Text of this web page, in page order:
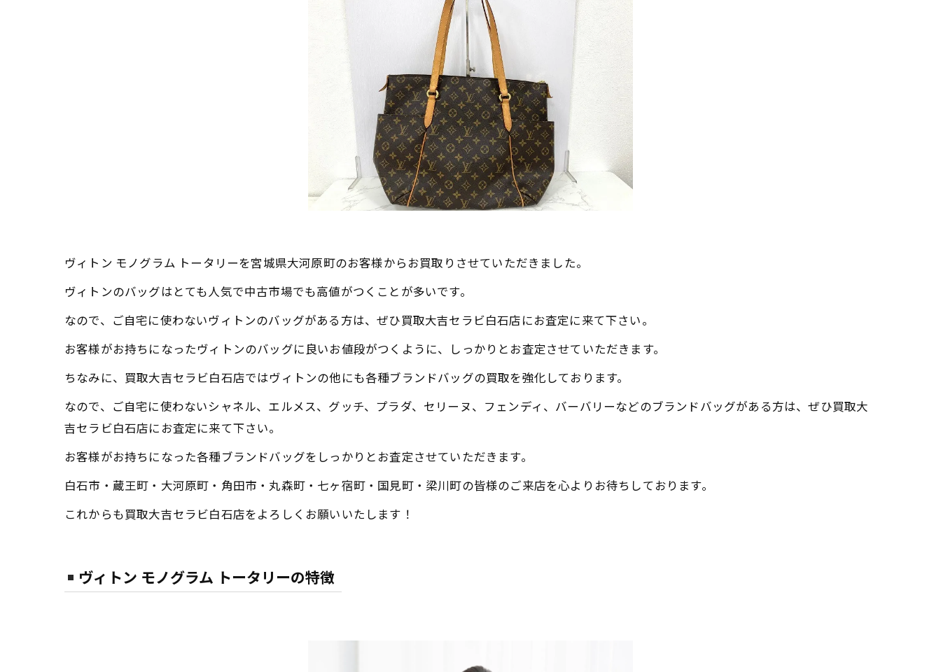
ヴィトン モノグラム トータリーを宮城県大河原町のお客様からお買取りさせていただきました。
ヴィトンのバッグはとても人気で中古市場でも高値がつくことが多いです。
なので、ご自宅に使わないヴィトンのバッグがある方は、ぜひ買取大吉セラビ白石店にお査定に来て下さい。
お客様がお持ちになったヴィトンのバッグに良いお値段がつくように、しっかりとお査定させていただきます。
ちなみに、買取大吉セラビ白石店ではヴィトンの他にも各種ブランドバッグの買取を強化しております。
なので、ご自宅に使わないシャネル、エルメス、グッチ、プラダ、セリーヌ、フェンディ、バーバリーなどのブランドバッグがある方は、ぜひ買取大
吉セラビ白石店にお査定に来て下さい。
お客様がお持ちになった各種ブランドバッグをしっかりとお査定させていただきます。
白石市・蔵王町・大河原町・角田市・丸森町・七ヶ宿町・国見町・梁川町の皆様のご来店を心よりお待ちしております。
これからも買取大吉セラビ白石店をよろしくお願いいたします！
ヴィトン モノグラム トータリーの特徴